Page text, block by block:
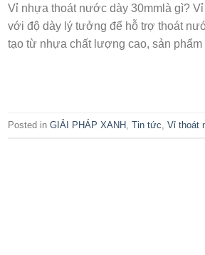
Vỉ nhựa thoát nước dày 30mmlà gì?
với độ dày lý tưởng để hỗ trợ thoát
tạo từ nhựa chất lượng cao, sản
Posted in GIẢI PHÁP XANH Tin tức Vỉ thoát